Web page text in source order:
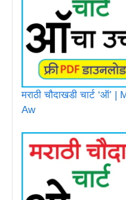
मराठी चौदाखडी चार्ट
Aw